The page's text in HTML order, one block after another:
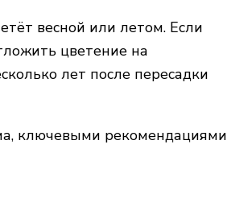
весной или летом. Если
цветение на
лет после пересадки
ключевыми рекомендациями